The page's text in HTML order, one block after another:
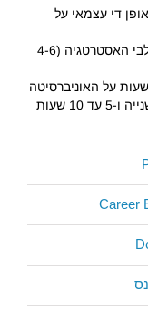
די עצמאי על
כ-10% מהמועמדים עושים רק את שלבי האסטרטגיה (4-6
35 שעות על האוניברסיטה
5
עד 10 שעות